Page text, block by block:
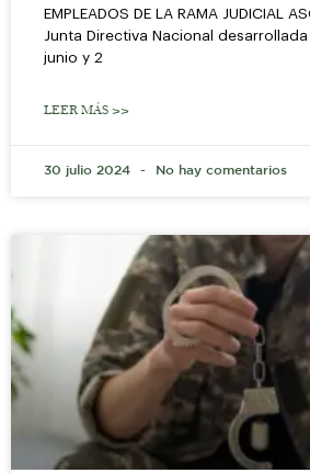
EMPLEADOS DE LA RAMA JUDICIAL
Junta Directiva Nacional
junio y 2
LEER MÁS >>
30 julio 2024 No hay comentarios